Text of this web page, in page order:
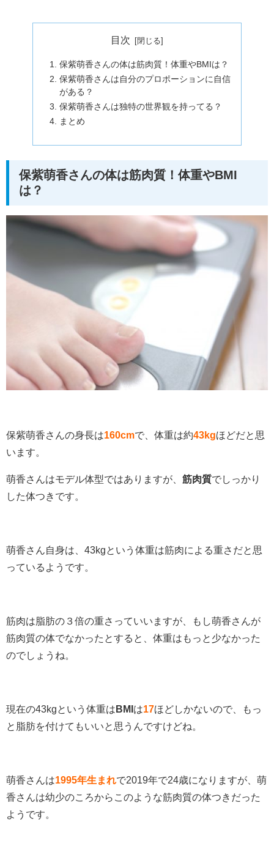
目次
保紫萌香さんの体は筋肉質！体重やBMIは？
保紫萌香さんは自分のプロポーションに自信
がある？
保紫萌香さんは独特の世界観を持ってる？
まとめ
保紫萌香さんの体は筋肉質！体重やBMI
は？
保紫萌香さんの身長は160cmで、体重は約43kgほどだと思
います。
萌香さんはモデル体型ではありますが、 筋肉質でしっかり
した体つきです。
萌香さん自身は、43kgという体重は筋肉による重さだと思
っているようです。
筋肉は脂肪の３倍の重さっていいますが、もし萌香さんが
筋肉質の体でなかったとすると、体重はもっと少なかった
のでしょうね。
現在の43kgという体重は BMI は17ほどしかないので、もっ
と脂肪を付けてもいいと思うんですけどね。
萌香さんは1995年生まれで2019年で24歳になりますが、萌
香さんは幼少のころからこのような筋肉質の体つきだった
ようです。